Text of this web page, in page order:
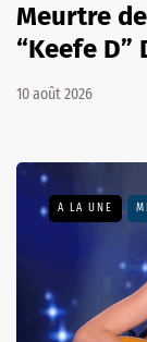
Meurtre
“Keefe D”
10 août 2026
A LA UNE